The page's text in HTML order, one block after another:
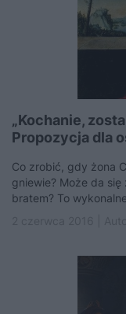
„Kochanie,
Propozycja dla
Co zrobić, gdy żona
gniewie? Może da
bratem? To